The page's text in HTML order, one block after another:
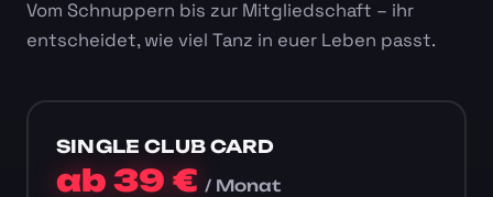
Vom Schnuppern bis zur Mitgliedschaft – ihr
entscheidet, wie viel Tanz in euer Leben passt.
SINGLE CLUB CARD
ab 39 €/ Monat